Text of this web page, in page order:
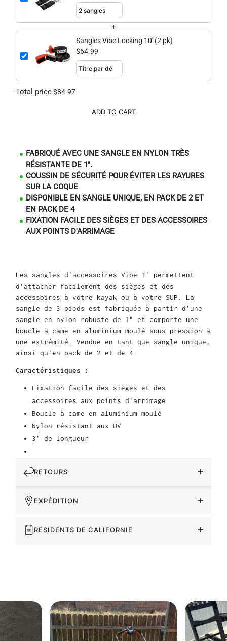
+
Sangles Vibe Locking 10' (2 pk)
$64.99
Total price$84.97
ADD TO CART
FABRIQUÉ AVEC UNE SANGLE EN NYLON TRÈS
RÉSISTANTE DE 1".
COUSSIN DE SÉCURITÉ POUR ÉVITER LES RAYURES
SUR LA COQUE
DISPONIBLE EN SANGLE UNIQUE, EN PACK DE 2 ET
EN PACK DE 4
FIXATION FACILE DES SIÈGES ET DES ACCESSOIRES
AUX POINTS D'ARRIMAGE
Les sangles d'accessoires Vibe 3' permettent
d'attacher facilement des sièges et des
accessoires à votre kayak ou à votre SUP.
La
sangle de 3 pieds est fabriquée à partir d'une
sangle en nylon robuste de 1" et comporte une
boucle à came en aluminium moulé sous pression à
une extrémité. Vendue en tant que sangle unique,
ainsi qu'en pack de 2 et de 4.
Caractéristiques :
Fixation facile des sièges et des
accessoires aux points d'arrimage
Boucle à came en aluminium moulé
Nylon résistant aux UV
3' de longueur
RETOURS
EXPÉDITION
RÉSIDENTS DE CALIFORNIE